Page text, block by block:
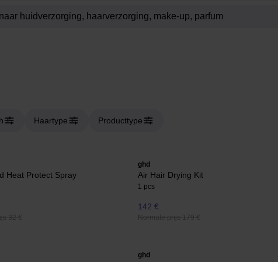
Haartype Producttype
Heat Protect Spray
32 €
ghd
Air Hair Drying Kit
1 pcs
142 €
Normale prijs 179 €
ghd